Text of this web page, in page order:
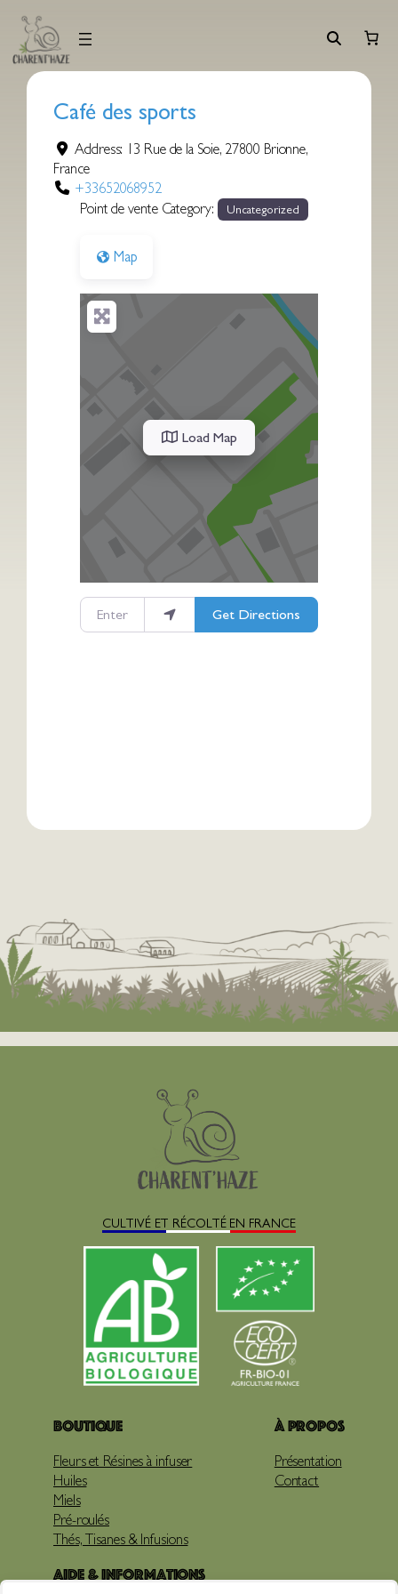
contenu
Café des sports
Address: 13 Rue de la Soie, 27800 Brionne,
France
+33652068952
Point de vente Category:
Uncategorized
Map
Load Map
Enter your location
Get Directions
CULTIVÉ ET RÉCOLTÉ EN FRANCE
Boutique
Fleurs et Résines à infuser
Huiles
Miels
Pré-roulés
Thés, Tisanes & Infusions
À propos
Présentation
Contact
Aide & Informations